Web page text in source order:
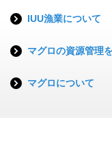
IUU漁業について
マグロの資源管理
マグロについて